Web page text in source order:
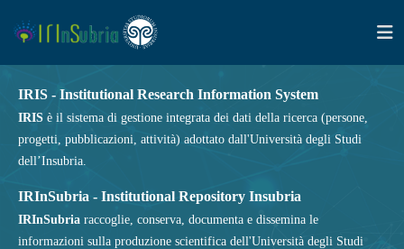
IRIS - Institutional Research Information System
IRIS è il sistema di gestione integrata dei dati della ricerca (persone,
progetti, pubblicazioni, attività) adottato dall'Università degli Studi
dell’Insubria.
IRInSubria - Institutional Repository Insubria
IRInSubria raccoglie, conserva, documenta e dissemina le
informazioni sulla produzione scientifica dell'Università degli Studi